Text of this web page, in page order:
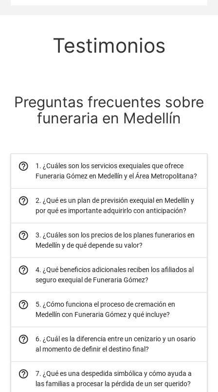
Testimonios
Preguntas frecuentes sobre
funeraria en Medellín
help_outline
1. ¿Cuáles son los servicios exequiales que ofrece
Funeraria Gómez en Medellín y el Área Metropolitana?
help_outline
2. ¿Qué es un plan de previsión exequial en Medellín y
por qué es importante adquirirlo con anticipación?
help_outline
3. ¿Cuáles son los precios de los planes funerarios en
Medellín y de qué depende su valor?
help_outline
4. ¿Qué beneficios adicionales reciben los afiliados al
seguro exequial de Funeraria Gómez?
help_outline
5. ¿Cómo funciona el proceso de cremación en
Medellín con Funeraria Gómez y qué incluye?
help_outline
6. ¿Cuál es la diferencia entre un cenizario y un osario
al momento de definir el destino final?
help_outline
7. ¿Qué es una despedida simbólica y cómo ayuda a
las familias a procesar la pérdida de un ser querido?